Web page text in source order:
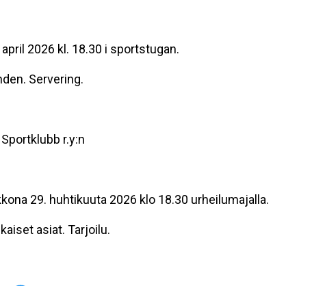
2026 kl. 18.30 i sportstugan.
Servering.
r.y:n
29. huhtikuuta 2026 klo 18.30 urheilumajalla.
asiat. Tarjoilu.